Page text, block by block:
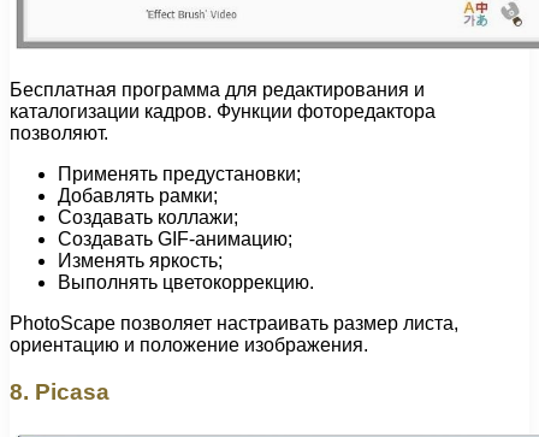
Бесплатная программа для редактирования и
каталогизации кадров. Функции фоторедактора
позволяют.
Применять предустановки;
Добавлять рамки;
Создавать коллажи;
Создавать GIF-анимацию;
Изменять яркость;
Выполнять цветокоррекцию.
PhotoScape позволяет настраивать размер листа,
ориентацию и положение изображения.
8. Picasa